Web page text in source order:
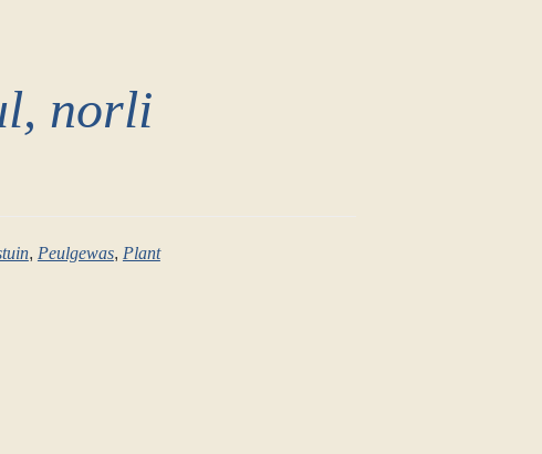
norli
, Peulgewas, Plant